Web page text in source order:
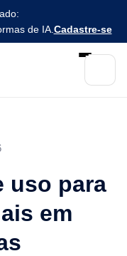
de IA. Cadastre-se
uso para
em